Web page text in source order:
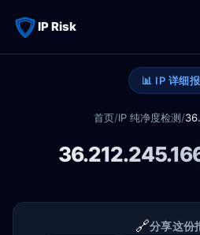
IP Risk
📊 IP 详细
首页/IP 纯净度检测/
🔗分享这份